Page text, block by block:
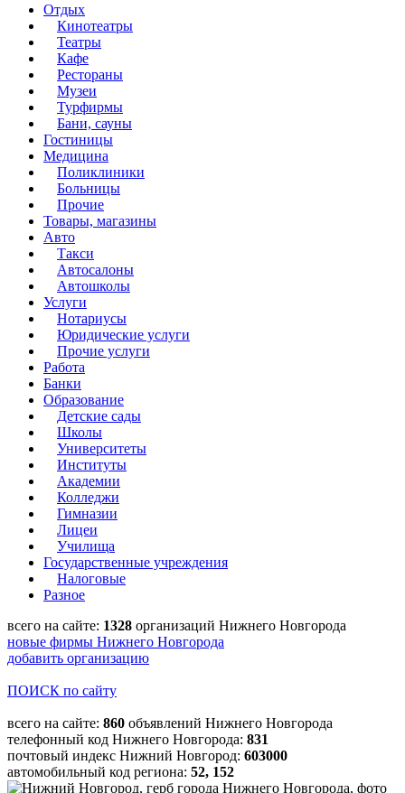
Отдых
Кинотеатры
Театры
Кафе
Рестораны
Музеи
Турфирмы
Бани, сауны
Гостиницы
Медицина
Поликлиники
Больницы
Прочие
Товары, магазины
Авто
Такси
Автосалоны
Автошколы
Услуги
Нотариусы
Юридические услуги
Прочие услуги
Работа
Банки
Образование
Детские сады
Школы
Университеты
Институты
Академии
Колледжи
Гимназии
Лицеи
Училища
Государственные учреждения
Налоговые
Разное
всего на сайте: 1328 организаций Нижнего Новгорода
новые фирмы Нижнего Новгорода
добавить организацию
ПОИСК по сайту
всего на сайте: 860 объявлений Нижнего Новгорода
телефонный код Нижнего Новгорода: 831
почтовый индекс Нижний Новгород: 603000
автомобильный код региона: 52, 152